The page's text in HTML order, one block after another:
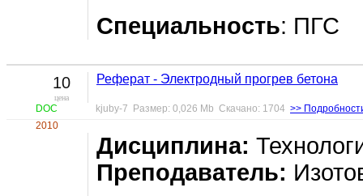
Специальность: ПГС
10
цена
DOC
2010
Реферат - Электродный прогрев бетона
kjuby-7 Размер: 0,026 Mb Скачано: 1704 >>
Дисциплина:
Преподаватель: